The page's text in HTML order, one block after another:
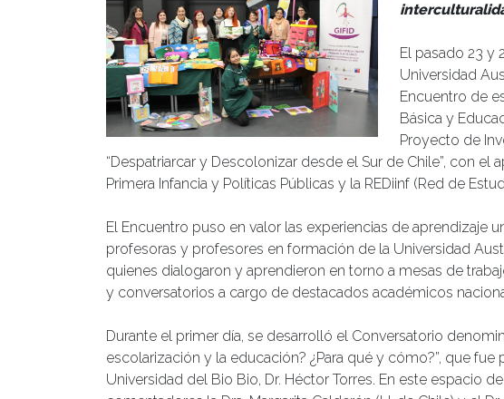
El pasado 23 y
Universidad
Encuentro de
Básica y
Proyecto de
“Despatriarcar y Descolonizar desde el Sur de Chile”, con
Primera Infancia y Políticas Públicas y la REDiinf (Red de
El Encuentro puso en valor las experiencias de aprendizaje
profesoras y profesores en formación de la Universidad
quienes dialogaron y aprendieron en torno a mesas de
y conversatorios a cargo de destacados académicos
Durante el primer día, se desarrolló el Conversatorio
escolarización y la educación? ¿Para qué y cómo?”, que
Universidad del Bio Bio, Dr. Héctor Torres. En este espacio